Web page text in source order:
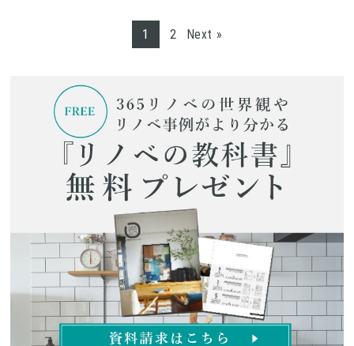
1 2 Next »